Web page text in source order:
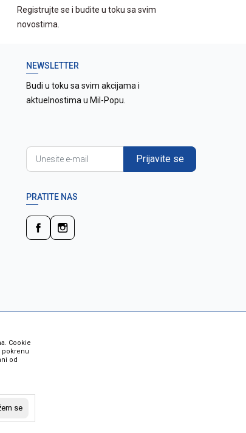
Registrujte se i budite u toku sa svim
novostima.
NEWSLETTER
Budi u toku sa svim akcijama i
aktuelnostima u Mil-Popu.
Prijavite se
PRATITE NAS
kompletne i bez
možete provjeriti besplatnim
Cookie
pokrenu
od
se